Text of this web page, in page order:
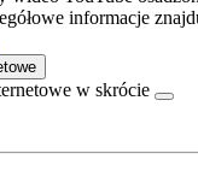
informacje
w skrócie